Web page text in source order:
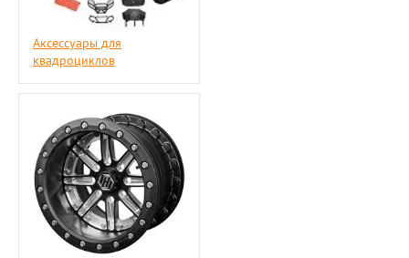
Аксессуары для
квадроциклов